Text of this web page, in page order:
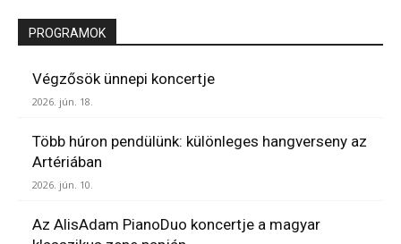
PROGRAMOK
Végzősök ünnepi koncertje
2026. jún. 18.
Több húron pendülünk: különleges hangverseny az
Artériában
2026. jún. 10.
Az AlisAdam PianoDuo koncertje a magyar